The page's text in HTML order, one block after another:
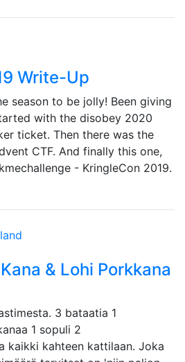
Write-Up
season to be jolly! Been giving
with the disobey 2020
ticket. Then there was the
CTF. And finally this one,
- KringleCon 2019.
& Lohi Porkkana
3 bataatia 1
1 sopuli 2
kaikki kahteen kattilaan. Joka